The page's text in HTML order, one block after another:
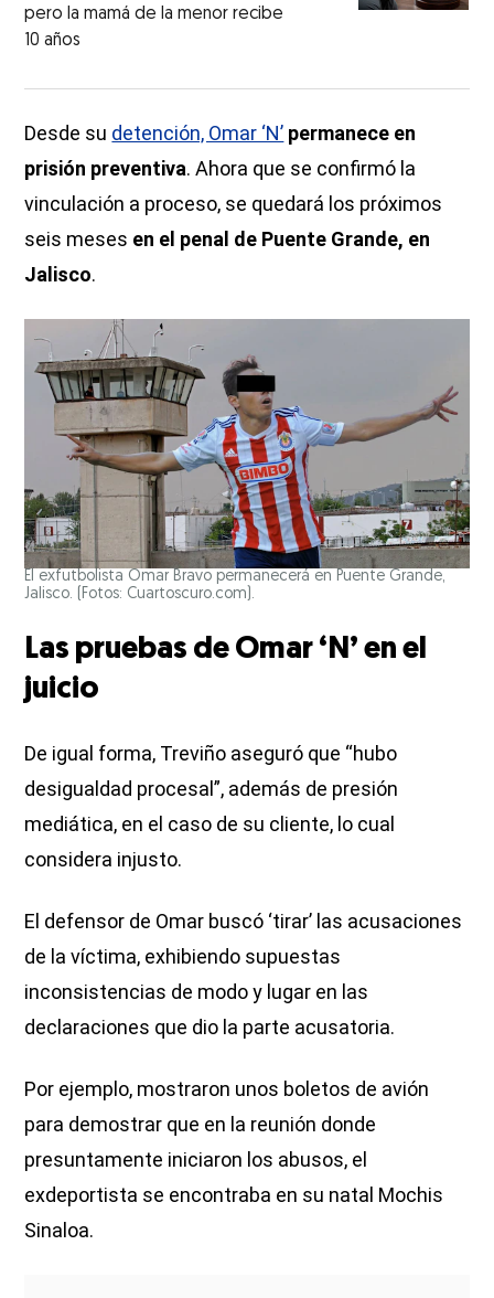
pero la mamá de la menor recibe
10 años
Desde su detención, Omar ‘N’ permanece en
prisión preventiva. Ahora que se confirmó la
vinculación a proceso, se quedará los próximos
seis meses en el penal de Puente Grande, en
Jalisco.
El exfutbolista Omar Bravo permanecerá en Puente Grande,
Jalisco. (Fotos: Cuartoscuro.com).
Las pruebas de Omar ‘N’ en el
juicio
De igual forma, Treviño aseguró que “hubo
desigualdad procesal”, además de presión
mediática, en el caso de su cliente, lo cual
considera injusto.
El defensor de Omar buscó ‘tirar’ las acusaciones
de la víctima, exhibiendo supuestas
inconsistencias de modo y lugar en las
declaraciones que dio la parte acusatoria.
Por ejemplo, mostraron unos boletos de avión
para demostrar que en la reunión donde
presuntamente iniciaron los abusos, el
exdeportista se encontraba en su natal Mochis
Sinaloa.